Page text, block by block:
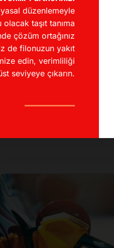
İndirimli Akaryakıt
Fırsatları
düzenlemeyle
olacak taşıt tanıma
çözüm ortağınız
de filonuzun yakıt
edin, verimliliği
seviyeye çıkarın.